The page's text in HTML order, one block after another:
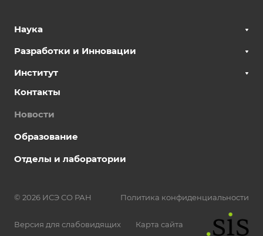
Наука
Разработки и Инновации
Институт
Контакты
Новости
Образование
Отделы и лаборатории
© 2026 ИСЭ СО РАН Политика конфиденциальности
Версия для слабовидящих Карта сайта